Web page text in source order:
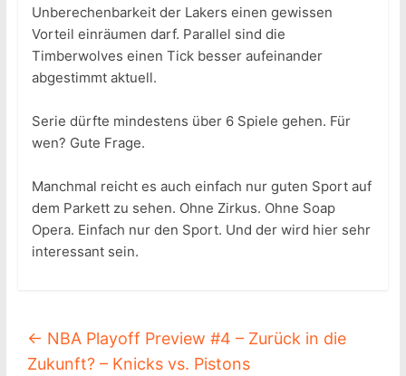
Unberechenbarkeit der Lakers einen gewissen
Vorteil einräumen darf. Parallel sind die
Timberwolves einen Tick besser aufeinander
abgestimmt aktuell.
Serie dürfte mindestens über 6 Spiele gehen. Für
wen? Gute Frage.
Manchmal reicht es auch einfach nur guten Sport auf
dem Parkett zu sehen. Ohne Zirkus. Ohne Soap
Opera. Einfach nur den Sport. Und der wird hier sehr
interessant sein.
← NBA Playoff Preview #4 – Zurück in die
Zukunft? – Knicks vs. Pistons